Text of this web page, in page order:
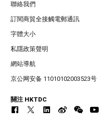
聯絡我們
訂閱商貿全接觸電郵通訊
字體大小
私隱政策聲明
網站導航
京公网安备 11010102003523号
關注 HKTDC